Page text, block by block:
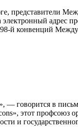
представите­ли
адрес
й конвенций
— говорится в
этот профсоюз
и